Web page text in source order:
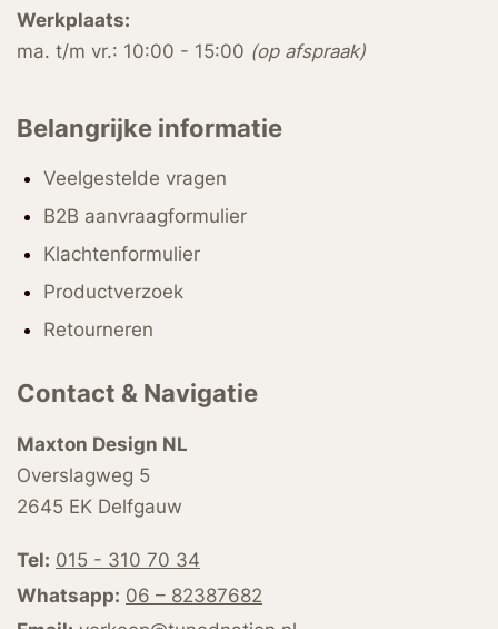
Werkplaats:
ma. t/m vr.: 10:00 - 15:00 (op afspraak)
Belangrijke informatie
Veelgestelde vragen
B2B aanvraagformulier
Klachtenformulier
Productverzoek
Retourneren
Contact & Navigatie
Maxton Design NL
Overslagweg 5
2645 EK Delfgauw
Tel: 015 - 310 70 34
Whatsapp: 06 – 82387682